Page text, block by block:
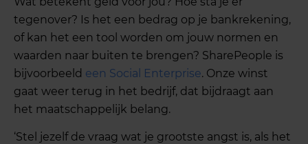
tegenover? Is het een bedrag op je bankrekening,
of kan het een tool worden om jouw normen en
waarden naar buiten te brengen? SharePeople is
bijvoorbeeld een Social Enterprise. Onze winst
gaat weer terug in het bedrijf, dat bijdraagt aan
het maatschappelijk belang.
‘Stel jezelf de vraag wat je grootste angst is, als het